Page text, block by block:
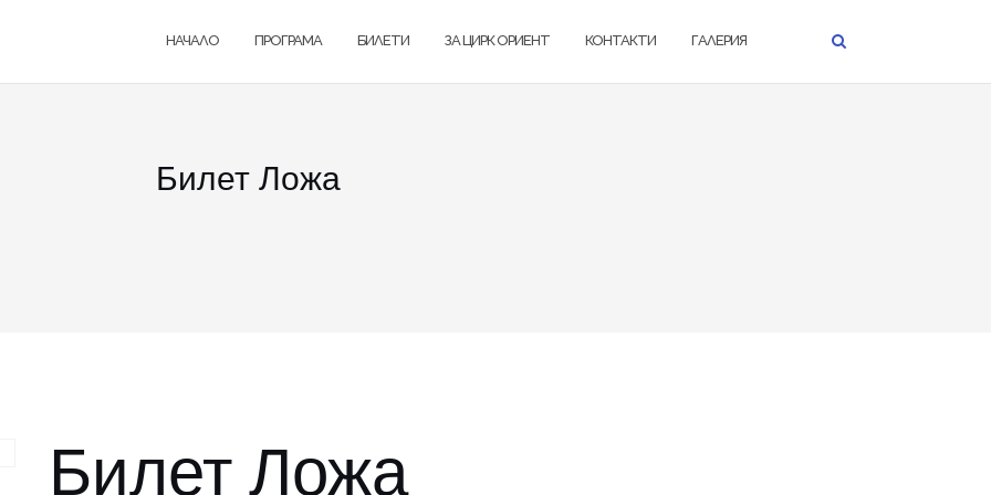
НАЧАЛО ПРОГРАМА БИЛЕТИ ЗА ЦИРК ОРИЕНТ КОНТАКТИ ГАЛЕРИЯ
Билет Ложа
Билет Ложа